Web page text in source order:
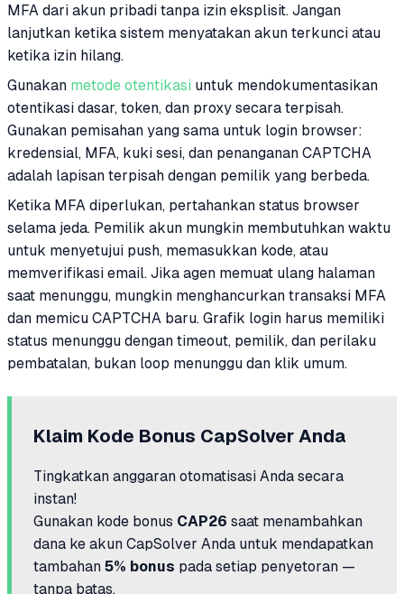
MFA dari akun pribadi tanpa izin eksplisit. Jangan
lanjutkan ketika sistem menyatakan akun terkunci atau
ketika izin hilang.
Gunakan metode otentikasi untuk mendokumentasikan
otentikasi dasar, token, dan proxy secara terpisah.
Gunakan pemisahan yang sama untuk login browser:
kredensial, MFA, kuki sesi, dan penanganan CAPTCHA
adalah lapisan terpisah dengan pemilik yang berbeda.
Ketika MFA diperlukan, pertahankan status browser
selama jeda. Pemilik akun mungkin membutuhkan waktu
untuk menyetujui push, memasukkan kode, atau
memverifikasi email. Jika agen memuat ulang halaman
saat menunggu, mungkin menghancurkan transaksi MFA
dan memicu CAPTCHA baru. Grafik login harus memiliki
status menunggu dengan timeout, pemilik, dan perilaku
pembatalan, bukan loop menunggu dan klik umum.
Klaim Kode Bonus CapSolver Anda
Tingkatkan anggaran otomatisasi Anda secara
instan!
Gunakan kode bonus CAP26 saat menambahkan
dana ke akun CapSolver Anda untuk mendapatkan
tambahan 5% bonus pada setiap penyetoran —
tanpa batas.